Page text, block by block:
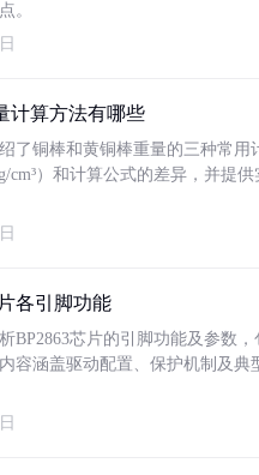
。
计算方法有哪些
了铜棒和黄铜棒重量的三种常
cm³）和计算公式的差异，并提
各引脚功能
BP2863芯片的引脚功能及参数
容涵盖驱动配置、保护机制及